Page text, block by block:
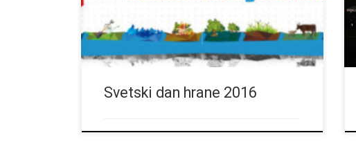
Svetski dan hrane 2016